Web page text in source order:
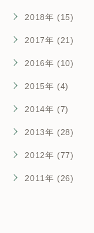
2018年 (15)
2017年 (21)
2016年 (10)
2015年 (4)
2014年 (7)
2013年 (28)
2012年 (77)
2011年 (26)